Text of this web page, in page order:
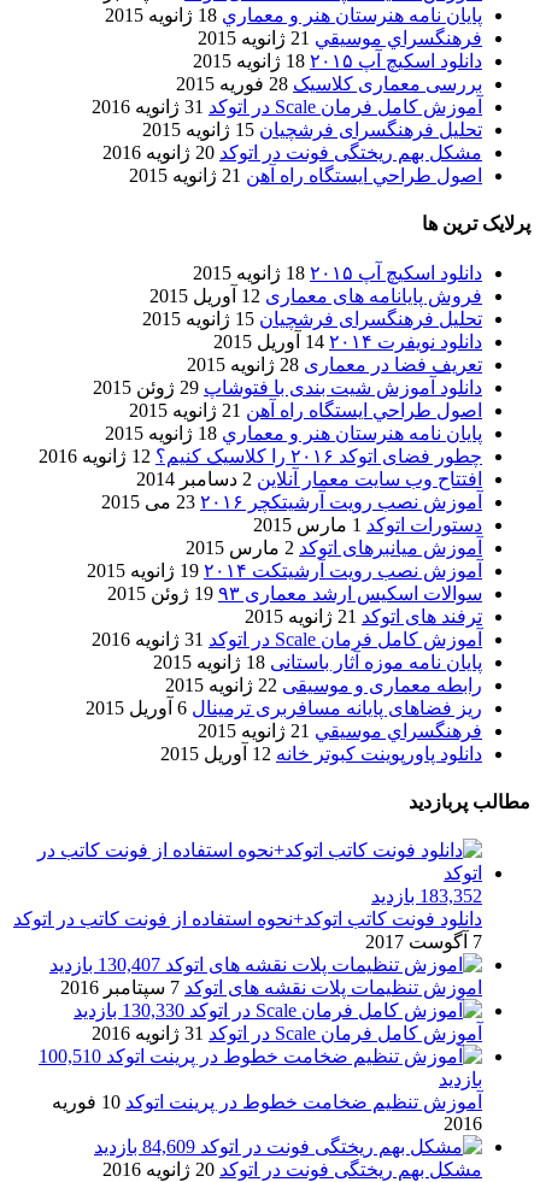
پایان نامه هنرستان هنر و معماري 18 ژانویه 2015
فرهنگسراي موسيقي 21 ژانویه 2015
دانلود اسکیچ آپ ۲۰۱۵
18 ژانویه 2015
بررسی معماری کلاسیک 28 فوریه 2015
آموزش کامل فرمان Scale در اتوکد
31 ژانویه 2016
تحلیل فرهنگسرای فرشچیان 15 ژانویه 2015
مشکل بهم ریختگی فونت در اتوکد 20 ژانویه 2016
اصول طراحي ایستگاه راه آهن 21 ژانویه 2015
پرلایک ترین ها
دانلود اسکیچ آپ ۲۰۱۵
18 ژانویه 2015
فروش پایانامه های معماری 12 آوریل 2015
تحلیل فرهنگسرای فرشچیان 15 ژانویه 2015
دانلود نویفرت ۲۰۱۴
14 آوریل 2015
تعریف فضا در معماری 28 ژانویه 2015
دانلود آموزش شیت بندی با فتوشاپ 29 ژوئن 2015
اصول طراحي ایستگاه راه آهن 21 ژانویه 2015
پایان نامه هنرستان هنر و معماري 18 ژانویه 2015
چطور فضای اتوکد ۲۰۱۶ را کلاسیک کنیم؟
12 ژانویه 2016
افتتاح وب سایت معمار آنلاین 2 دسامبر 2014
آموزش نصب رویت آرشیتکچر ۲۰۱۶
23 می 2015
دستورات اتوکد 1 مارس 2015
آموزش میانبرهای اتوکد 2 مارس 2015
آموزش نصب رویت آرشیتکت ۲۰۱۴
19 ژانویه 2015
سوالات اسکیس ارشد معماری ۹۳
19 ژوئن 2015
ترفند های اتوکد 21 ژانویه 2015
آموزش کامل فرمان Scale در اتوکد
31 ژانویه 2016
پایان نامه موزه آثار باستانی 18 ژانویه 2015
رابطه معماری و موسیقی 22 ژانویه 2015
ریز فضاهای پایانه مسافربری ترمینال 6 آوریل 2015
فرهنگسراي موسيقي 21 ژانویه 2015
دانلود پاورپوینت کبوتر خانه 12 آوریل 2015
مطالب پربازدید
183,352 بازدید
دانلود فونت کاتب اتوکد+نحوه استفاده از فونت کاتب در اتوکد
7 آگوست 2017
130,407 بازدید
اموزش تنظیمات پلات نقشه های اتوکد 7 سپتامبر 2016
130,330 بازدید
آموزش کامل فرمان Scale در اتوکد
31 ژانویه 2016
100,510
بازدید
آموزش تنظیم ضخامت خطوط در پرینت اتوکد
10 فوریه
2016
84,609 بازدید
مشکل بهم ریختگی فونت در اتوکد 20 ژانویه 2016